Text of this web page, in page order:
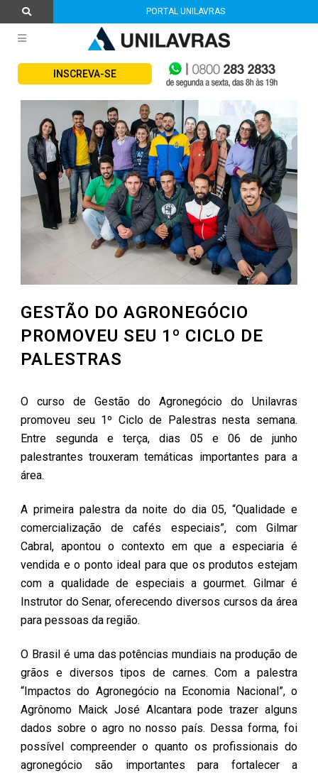
PORTAL UNILAVRAS
INSCREVA-SE
GESTÃO DO AGRONEGÓCIO
PROMOVEU SEU 1º CICLO DE
PALESTRAS
O curso de Gestão do Agronegócio do Unilavras
promoveu seu 1º Ciclo de Palestras nesta semana.
Entre segunda e terça, dias 05 e 06 de junho
palestrantes trouxeram temáticas importantes para a
área.
A primeira palestra da noite do dia 05, “Qualidade e
comercialização de cafés especiais”, com Gilmar
Cabral, apontou o contexto em que a especiaria é
vendida e o ponto ideal para que os produtos estejam
com a qualidade de especiais a gourmet. Gilmar é
Instrutor do Senar, oferecendo diversos cursos da área
para pessoas da região.
O Brasil é uma das potências mundiais na produção de
grãos e diversos tipos de carnes. Com a palestra
“Impactos do Agronegócio na Economia Nacional”, o
Agrônomo Maick José Alcantara pode trazer alguns
dados sobre o agro no nosso país. Dessa forma, foi
possível compreender o quanto os profissionais do
agronegócio são importantes para fortalecer a